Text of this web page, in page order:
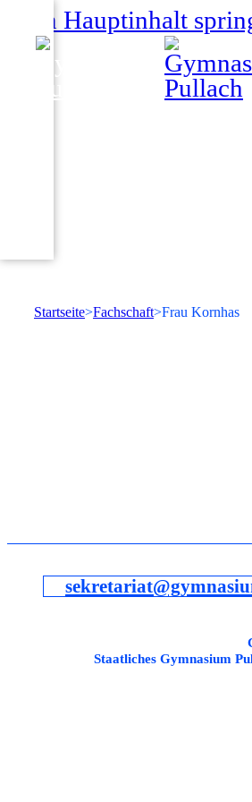
Zum Hauptinhalt
Startseite Fachschaft Frau Kornhas
Staatliches Gymnasium